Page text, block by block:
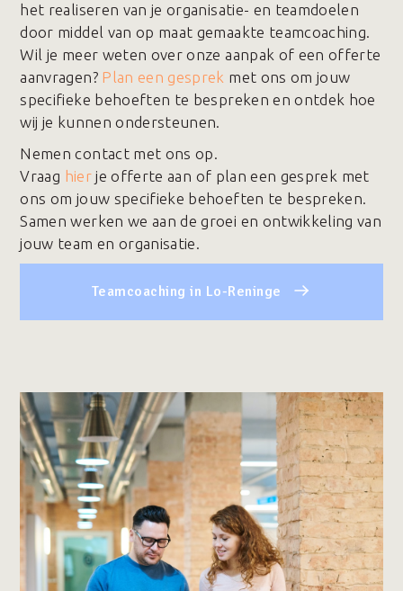
het realiseren van je organisatie- en teamdoelen
door middel van op maat gemaakte teamcoaching.
Wil je meer weten over onze aanpak of een offerte
aanvragen? Plan een gesprek met ons om jouw
specifieke behoeften te bespreken en ontdek hoe
wij je kunnen ondersteunen.
Nemen contact met ons op.
Vraag hierje offerte aan of plan een gesprek met
ons om jouw specifieke behoeften te bespreken.
Samen werken we aan de groei en ontwikkeling van
jouw team en organisatie.
Teamcoaching in Lo-Reninge